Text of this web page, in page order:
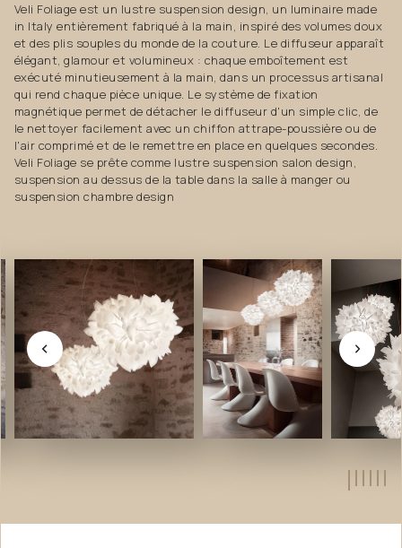
Veli Foliage est un lustre suspension design, un luminaire made
in Italy entièrement fabriqué à la main, inspiré des volumes doux
et des plis souples du monde de la couture. Le diffuseur apparaît
élégant, glamour et volumineux : chaque emboîtement est
exécuté minutieusement à la main, dans un processus artisanal
qui rend chaque pièce unique. Le système de fixation
magnétique permet de détacher le diffuseur d'un simple clic, de
le nettoyer facilement avec un chiffon attrape-poussière ou de
l'air comprimé et de le remettre en place en quelques secondes.
Veli Foliage se prête comme lustre suspension salon design,
suspension au dessus de la table dans la salle à manger ou
suspension chambre design